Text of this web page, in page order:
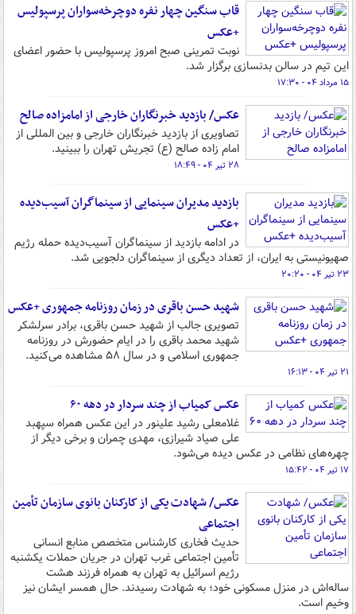
قاب سنگین چهار نفره دوچرخه‌سواران پرسپولیس
+عکس
نوبت تمرینی صبح امروز پرسپولیس با حضور اعضای
این تیم در سالن بدنسازی برگزار شد.
۱۵ مرداد ۰۴ - ۱۷:۳۰
عکس/ بازدید خبرنگاران خارجی از امامزاده صالح
تصاویری از بازدید خبرنگاران خارجی و بین المللی از
امام زاده صالح (ع) تجریش تهران را ببینید.
۲۸ تیر ۰۴ - ۱۸:۴۹
بازدید مدیران سینمایی از سینماگران آسیب‌دیده
+عکس
در ادامه بازدید از سینماگران آسیب‌دیده حمله رژیم
صهیونیستی به ایران، از تعداد دیگری از سینماگران دلجویی شد.
۲۳ تیر ۰۴ - ۲۰:۲۰
شهید حسن باقری در زمان روزنامه جمهوری +عکس
تصویری جالب از شهید حسن باقری، برادر سرلشکر
شهید محمد باقری را در ایام حضورش در روزنامه
جمهوری اسلامی و در سال ۵۸ مشاهده می‌کنید.
۲۱ تیر ۰۴ - ۱۶:۱۳
عکس کمیاب از چند سردار در دهه ۶۰
غلامعلی رشید علینور در این عکس همراه سپهبد
علی صیاد شیرازی، مهدی چمران و برخی دیگر از
چهره‌های نظامی در عکس دیده می‌شود.
۱۷ تیر ۰۴ - ۱۵:۴۲
عکس/ شهادت یکی از کارکنان بانوی سازمان تأمین
اجتماعی
حدیث فخاری کارشناس متخصص منابع انسانی
تأمین اجتماعی غرب تهران در جریان حملات یکشنبه
رژیم اسرائیل به تهران به همراه فرزند هشت
ساله‌اش در منزل مسکونی خود؛ به شهادت رسیدند. حال همسر ایشان نیز
وخیم است.